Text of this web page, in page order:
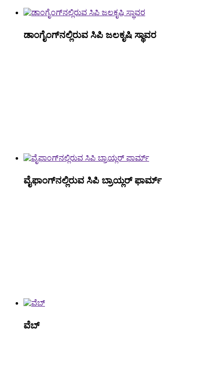
ಡಾಂಗೈಂಗ್‌ನಲ್ಲಿರುವ ಸಿಪಿ ಜಲಕೃಷಿ ಸ್ಥಾವರ
ವೈಫಾಂಗ್‌ನಲ್ಲಿರುವ ಸಿಪಿ ಬ್ರಾಯ್ಲರ್ ಫಾರ್ಮ್
ವೆಬ್